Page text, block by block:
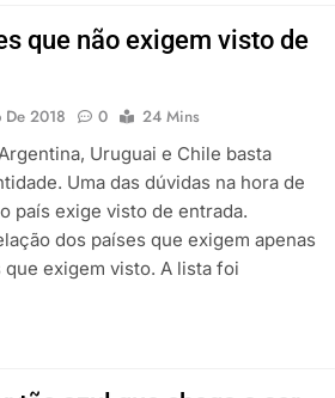
que não exigem visto de
De 2018 0
24 Mins
Uruguai e Chile basta
Uma das dúvidas na hora de
país exige visto de entrada.
dos países que exigem apenas
exigem visto. A lista foi